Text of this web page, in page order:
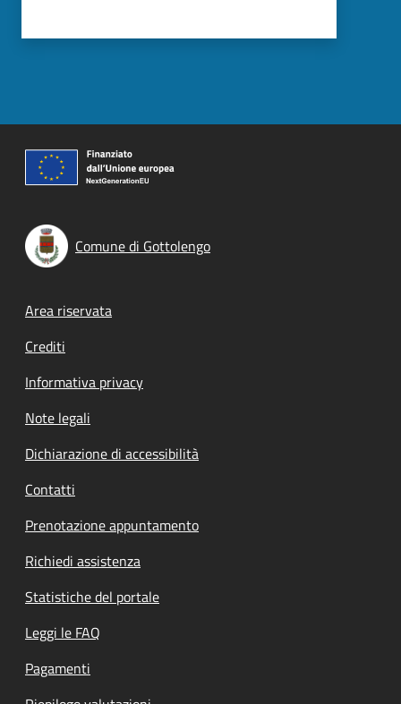
Comune di Gottolengo
Footer menu
Area riservata
Crediti
Informativa privacy
Note legali
Dichiarazione di accessibilità
Contatti
Prenotazione appuntamento
Richiedi assistenza
Statistiche del portale
Leggi le FAQ
Pagamenti